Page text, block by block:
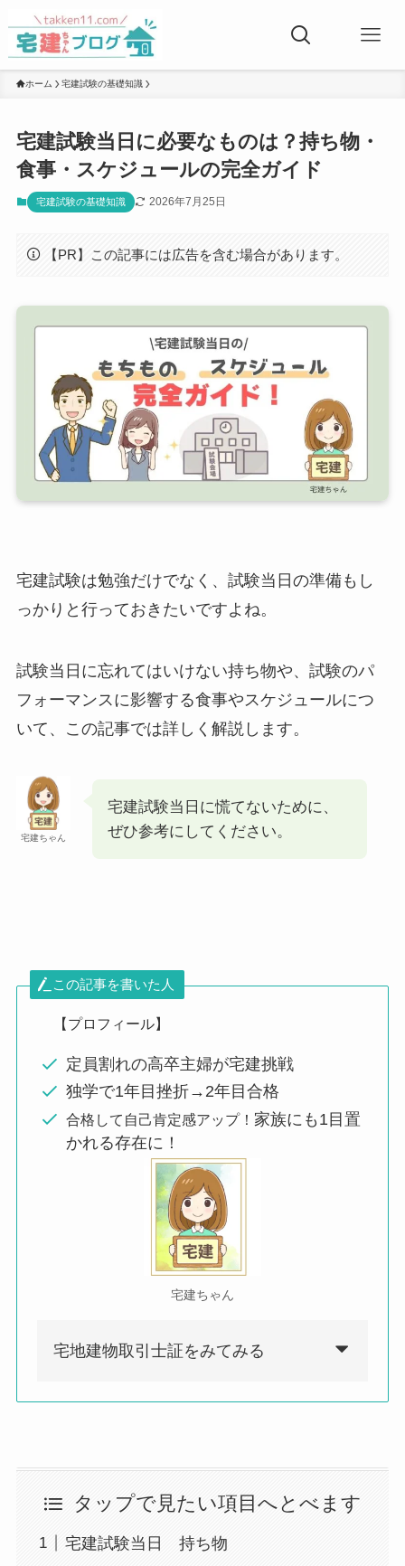
ホーム 宅建試験の基礎知識
宅建試験当日に必要なものは？持ち物・
食事・スケジュールの完全ガイド
宅建試験の基礎知識 2026年7月25日
【PR】この記事には広告を含む場合があります。
宅建試験は勉強だけでなく、試験当日の準備もし
っかりと行っておきたいですよね。
試験当日に忘れてはいけない持ち物や、試験のパ
フォーマンスに影響する食事やスケジュールにつ
いて、この記事では詳しく解説します。
宅建ちゃん
宅建試験当日に慌てないために、
ぜひ参考にしてください。
この記事を書いた人
【プロフィール】
定員割れの高卒主婦が宅建挑戦
独学で1年目挫折→2年目合格
合格して自己肯定感アップ！ 家族にも1目置
かれる存在に！
宅建ちゃん
宅地建物取引士証をみてみる
タップで見たい項目へとべます
宅建試験当日 持ち物